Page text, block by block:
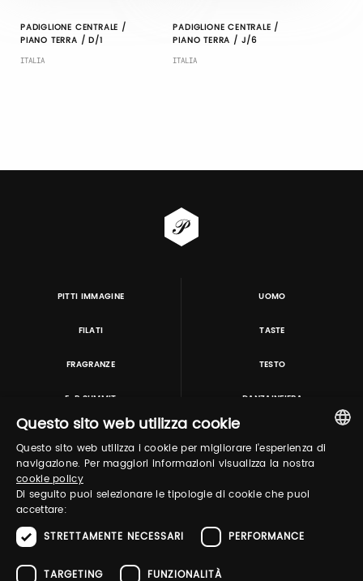
PADIGLIONE CENTRALE /
PIANO TERRA / D/1
ITALIA
PADIGLIONE CENTRALE /
PIANO TERRA / J/6
ITALIA
PITTI IMMAGINE UOMO
FILATI TASTE
FRAGRANZE TESTO
E-P SUMMIT DANZAINFIERA
TUTORING & CONSULTING
ITALIAN
Questo sito web utilizza cookie
Questo sito web utilizza i cookie per migliorare l'esperienza di
navigazione. Per maggiori informazioni visualizza la nostra
cookie policy
Di seguito puoi selezionare le tipologie di cookie che puoi
accettare:
STRETTAMENTE NECESSARI
PERFORMANCE
TARGETING FUNZIONALITÀ